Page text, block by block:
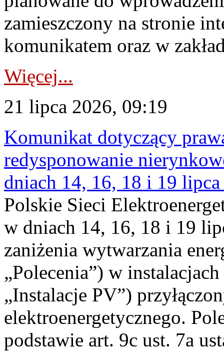
zamieszczony na stronie
komunikatem oraz w
Więcej...
21 lipca 2026, 09:19
Komunikat dotyczący
redysponowanie
dniach 14, 16, 18 i 19
Polskie Sieci
w dniach 14, 16, 18 i 19
zaniżenia wytwarzania
„Polecenia”) w
„Instalacje PV”)
elektroenergetycznego.
podstawie art. 9c ust. 7a